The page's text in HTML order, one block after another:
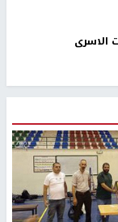
الاسرى